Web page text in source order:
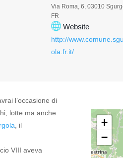
Via Roma, 6, 03010
FR
Website
http://
ola.fr.it/
l’occasione di
lotte ma anche
, il
VIII aveva
+
−